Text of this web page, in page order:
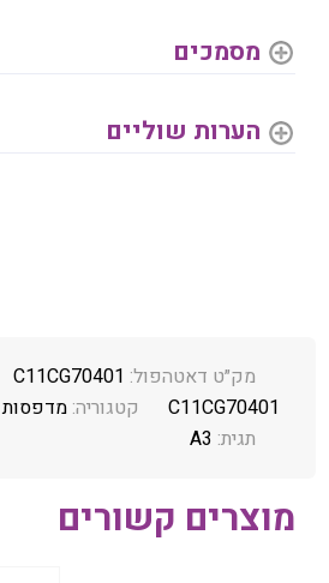
מסמכים
הערות שוליים
מק״ט דאטהפול: C11CG70401
C11CG70401
קטגוריה:מדפסות
תגית: A3
מוצרים קשורים